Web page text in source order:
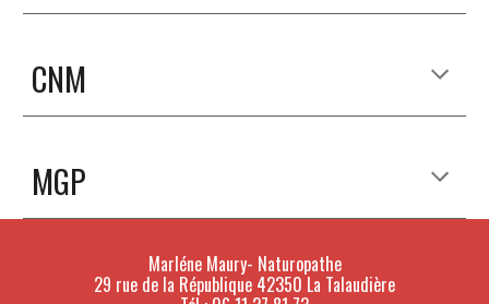
CNM
MGP
Marléne Maury- Naturopathe
29 rue de la République 42350 La Talaudière